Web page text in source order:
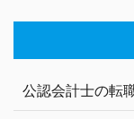
公認会計士の転